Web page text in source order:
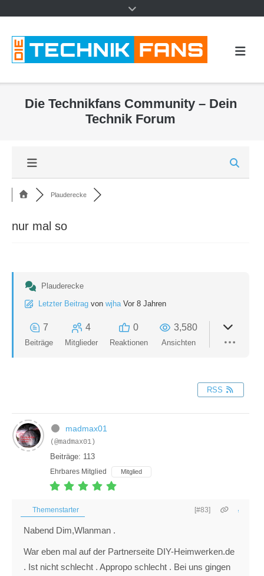
Die Technikfans Community – Dein
Technik Forum
Plauderecke
nur mal so
Plauderecke
Letzter Beitrag von wjha Vor 8 Jahren
7
Beiträge
4
Mitglieder
0
Reaktionen
3,580
Ansichten
RSS
madmax01
(@madmax01)
Beiträge: 113
Ehrbares Mitglied Mitglied
Themenstarter [#83]
Nabend Dim,Wlanman .
War eben mal auf der Partnerseite DIY-Heimwerken.de
. Ist nicht schlecht . Appropo schlecht . Bei uns gingen